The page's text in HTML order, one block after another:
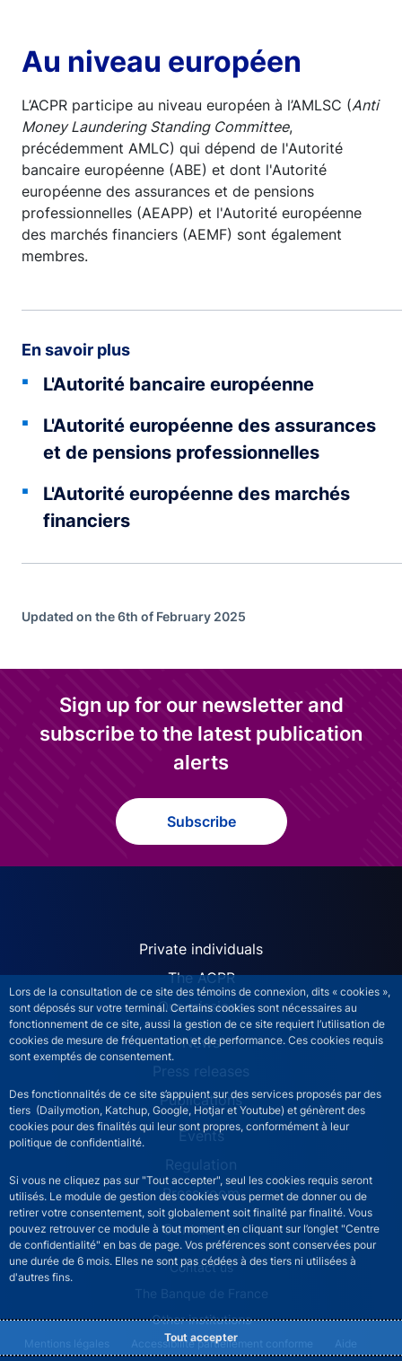
Lors de la consultation de ce site des témoins de connexion, dits « cookies »,
sont déposés sur votre terminal. Certains cookies sont nécessaires au
fonctionnement de ce site, aussi la gestion de ce site requiert l’utilisation de
cookies de mesure de fréquentation et de performance. Ces cookies requis
sont exemptés de consentement.
Des fonctionnalités de ce site s’appuient sur des services proposés par des
tiers (Dailymotion, Katchup, Google, Hotjar et Youtube) et génèrent des
cookies pour des finalités qui leur sont propres, conformément à leur
politique de confidentialité.
Si vous ne cliquez pas sur "Tout accepter", seul les cookies requis seront
utilisés. Le module de gestion des cookies vous permet de donner ou de
retirer votre consentement, soit globalement soit finalité par finalité. Vous
pouvez retrouver ce module à tout moment en cliquant sur l’onglet "Centre
de confidentialité" en bas de page. Vos préférences sont conservées pour
une durée de 6 mois. Elles ne sont pas cédées à des tiers ni utilisées à
d'autres fins.
Tout accepter
Au niveau européen
L’ACPR participe au niveau européen à l’AMLSC (Anti
Money Laundering Standing Committee,
précédemment AMLC) qui dépend de l'Autorité
bancaire européenne (ABE) et dont l'Autorité
européenne des assurances et de pensions
professionnelles (AEAPP) et l'Autorité européenne
des marchés financiers (AEMF) sont également
membres.
En savoir plus
L'Autorité bancaire européenne
L'Autorité européenne des assurances
et de pensions professionnelles
L'Autorité européenne des marchés
financiers
Updated on the 6th of February 2025
Sign up for our newsletter and
subscribe to the latest publication
alerts
Subscribe
ACPR site navigation
Private individuals
The ACPR
Our missions
News
Press releases
Publications
Events
Regulation
Press room
Contact Us
ACPR footer secondary menu (English)
Contact us
The Banque de France
Other institutions
ACPR footer legal notice menu
Mentions légales Accessibilité partiellement conforme
Aide